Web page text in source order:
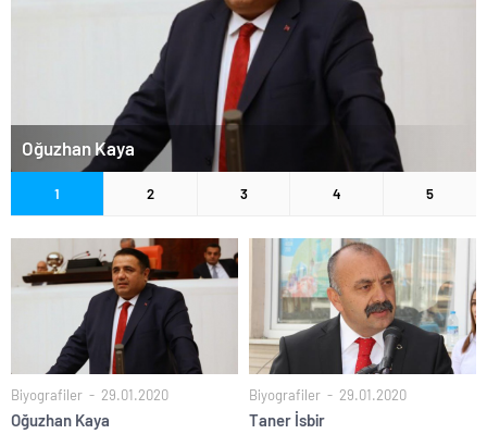
Oğuzhan Kaya
1 2 3 4 5
Biyografiler 29.01.2020
Oğuzhan Kaya
Biyografiler 29.01.2020
Taner İsbir